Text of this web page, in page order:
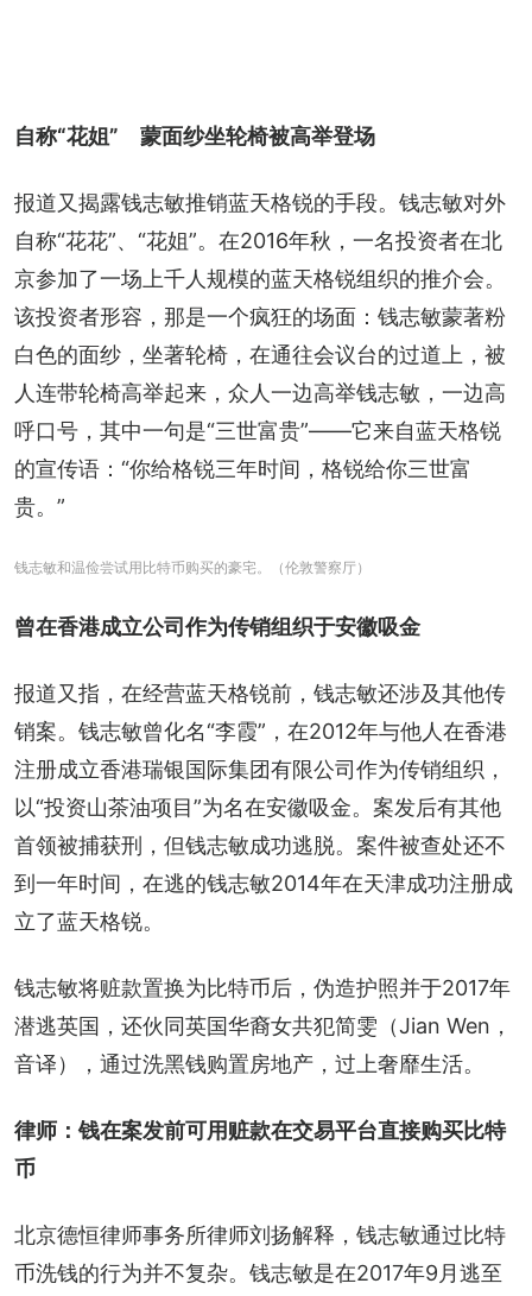
自称“花姐” 蒙面纱坐轮椅被高举登场
报道又揭露钱志敏推销蓝天格锐的手段。钱志敏对外
自称“花花”、“花姐”。在2016年秋，一名投资者在北
京参加了一场上千人规模的蓝天格锐组织的推介会。
该投资者形容，那是一个疯狂的场面：钱志敏蒙著粉
白色的面纱，坐著轮椅，在通往会议台的过道上，被
人连带轮椅高举起来，众人一边高举钱志敏，一边高
呼口号，其中一句是“三世富贵”——它来自蓝天格锐
的宣传语：“你给格锐三年时间，格锐给你三世富
贵。”
钱志敏和温俭尝试用比特币购买的豪宅。（伦敦警察厅）
曾在香港成立公司作为传销组织于安徽吸金
报道又指，在经营蓝天格锐前，钱志敏还涉及其他传
销案。钱志敏曾化名“李霞”，在2012年与他人在香港
注册成立香港瑞银国际集团有限公司作为传销组织，
以“投资山茶油项目”为名在安徽吸金。案发后有其他
首领被捕获刑，但钱志敏成功逃脱。案件被查处还不
到一年时间，在逃的钱志敏2014年在天津成功注册成
立了蓝天格锐。
钱志敏将赃款置换为比特币后，伪造护照并于2017年
潜逃英国，还伙同英国华裔女共犯简雯（Jian Wen，
音译），通过洗黑钱购置房地产，过上奢靡生活。
律师：钱在案发前可用赃款在交易平台直接购买比特
币
北京德恒律师事务所律师刘扬解释，钱志敏通过比特
币洗钱的行为并不复杂。钱志敏是在2017年9月逃至